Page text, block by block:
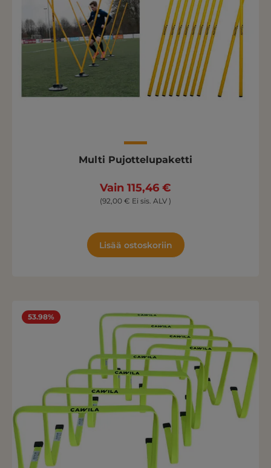
Multi Pujottelupaketti
Vain 115,46 €
(92,00 € Ei sis. ALV )
Lisää ostoskoriin
53.98%